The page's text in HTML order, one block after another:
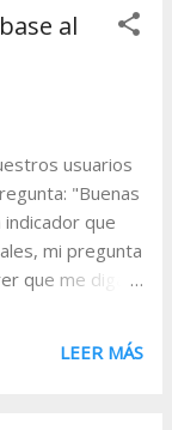
poner en
veremos
ejemplos
el
debe esperar
de
al
usuarios
"Buenas
que
mi pregunta
que me diga
desarrollar
intentando,
LEER MÁS